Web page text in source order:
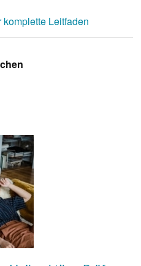
Leitfaden